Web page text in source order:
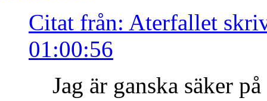
Citat från: Aterfallet
01:00:56
Jag är ganska säker